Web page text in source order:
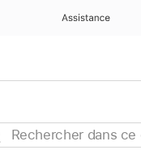
Assistance